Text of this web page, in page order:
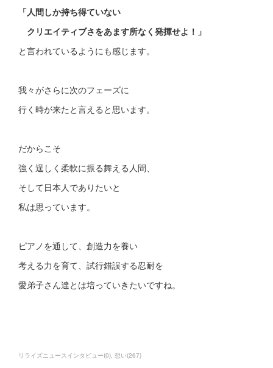
「人間しか持ち得ていない
クリエイティブさをあます所なく発揮せよ！」
と言われているようにも感じます。
我々がさらに次のフェーズに
行く時が来たと言えると思います。
だからこそ
強く逞しく柔軟に振る舞える人間、
そして日本人でありたいと
私は思っています。
ピアノを通して、創造力を養い
考える力を育て、試行錯誤する忍耐を
愛弟子さん達とは培っていきたいですね。
リライズニュースインタビュー(0) 想い(267)